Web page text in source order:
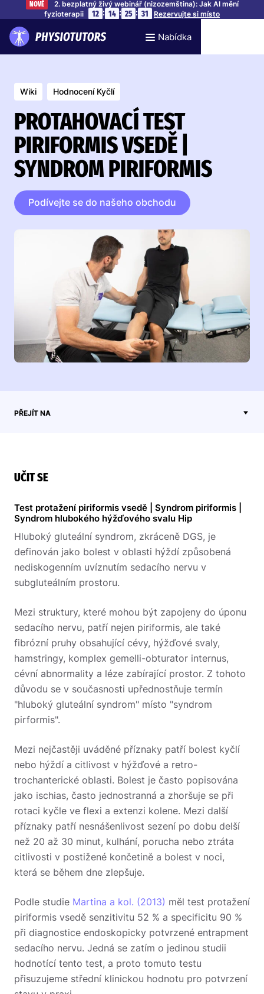
NOVÉ
2. bezplatný živý webinář (nizozemština): Jak AI mění
fyzioterapii
12 : 14 : 25 : 31 Rezervujte si místo
Nabídka
Wiki Hodnocení Kyčlí
PROTAHOVACÍ TEST
PIRIFORMIS VSEDĚ |
SYNDROM PIRIFORMIS
Podívejte se do našeho obchodu
PŘEJÍT NA
UČIT SE
Test protažení piriformis vsedě | Syndrom piriformis |
Syndrom hlubokého hýžďového svalu Hip
Hluboký gluteální syndrom, zkráceně DGS, je
definován jako bolest v oblasti hýždí způsobená
nediskogenním uvíznutím sedacího nervu v
subgluteálním prostoru.
Mezi struktury, které mohou být zapojeny do úponu
sedacího nervu, patří nejen piriformis, ale také
fibrózní pruhy obsahující cévy, hýžďové svaly,
hamstringy, komplex gemelli-obturator internus,
cévní abnormality a léze zabírající prostor. Z tohoto
důvodu se v současnosti upřednostňuje termín
"hluboký gluteální syndrom" místo "syndrom
pirformis".
Mezi nejčastěji uváděné příznaky patří bolest kyčlí
nebo hýždí a citlivost v hýžďové a retro-
trochanterické oblasti. Bolest je často popisována
jako ischias, často jednostranná a zhoršuje se při
rotaci kyčle ve flexi a extenzi kolene. Mezi další
příznaky patří nesnášenlivost sezení po dobu delší
než 20 až 30 minut, kulhání, porucha nebo ztráta
citlivosti v postižené končetině a bolest v noci,
která se během dne zlepšuje.
Podle studie Martina a kol. (2013) měl test protažení
piriformis vsedě senzitivitu 52 % a specificitu 90 %
při diagnostice endoskopicky potvrzené entrapment
sedacího nervu. Jedná se zatím o jedinou studii
hodnotící tento test, a proto tomuto testu
přisuzujeme střední klinickou hodnotu pro potvrzení